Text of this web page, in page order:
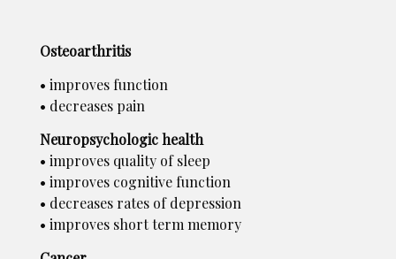
Osteoarthritis
• improves function
• decreases pain
Neuropsychologic health
• improves quality of sleep
• improves cognitive function
• decreases rates of depression
• improves short term memory